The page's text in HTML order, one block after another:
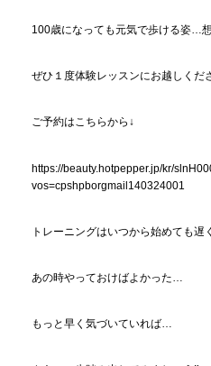
100歳になっても元気で歩ける姿…
ぜひ１度体験レッスンにお越しくだ
ご予約はこちらから↓
https://beauty.hotpepper.jp/kr/
vos=cpshpborgmail140324001
トレーニングはいつから始めても遅
あの時やっておけばよかった…
もっと早く気づいていれば…